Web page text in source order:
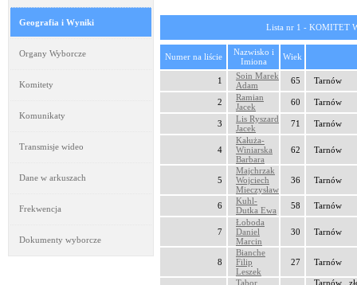
Geografia i Wyniki
Organy Wyborcze
Komitety
Komunikaty
Transmisje wideo
Dane w arkuszach
Frekwencja
Dokumenty wyborcze
Lista nr 1 - KOMITET
Numer na liście
Nazwisko i
Imiona
Wiek
1
Soin Marek
Adam
65 Tarnów
2
Ramian
Jacek
60 Tarnów
3
Lis Ryszard
Jacek
71 Tarnów
4
Kałuża-
Winiarska
Barbara
62 Tarnów
5
Majchrzak
Wojciech
Mieczysław
36 Tarnów
6
Kuhl-
Dutka Ewa
58 Tarnów
7
Łoboda
Daniel
Marcin
30 Tarnów
8
Bianche
Filip
Leszek
27 Tarnów
Tabor
Tarnów ,